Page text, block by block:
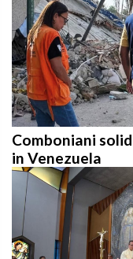
Comboniani
in Venezuela